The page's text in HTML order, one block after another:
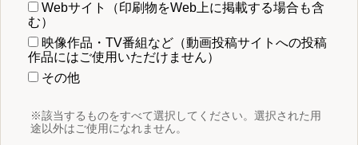
Webサイト（印刷物をWeb上に掲載する場合も含
む）
映像作品・TV番組など（動画投稿サイトへの投稿
作品にはご使用いただけません）
その他
※該当するものをすべて選択してください。選択された用
途以外はご使用になれません。